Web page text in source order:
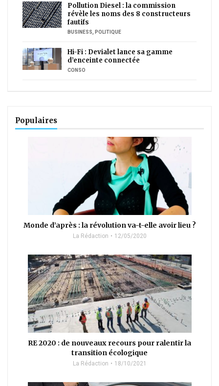
Pollution Diesel : la commission
révèle les noms des 8 constructeurs
fautifs
BUSINESS POLITIQUE
Hi-Fi : Devialet lance sa gamme
d’enceinte connectée
CONSO
Populaires
Monde d’après : la révolution va-t-elle avoir lieu ?
La Rédaction 12/05/2020
RE 2020 : de nouveaux recours pour ralentir la
transition écologique
La Rédaction 18/10/2021